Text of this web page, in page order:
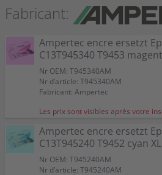
Fabricant:
Ampertec encre ersetzt
C13T945340 T9453
Nr OEM: T945340AM
Nr d’article: T945340AM
Fabricant: Ampertec
Les prix sont visibles après votre
Ampertec encre ersetzt
C13T945240 T9452 cyan XL
Nr OEM: T945240AM
Nr d’article: T945240AM